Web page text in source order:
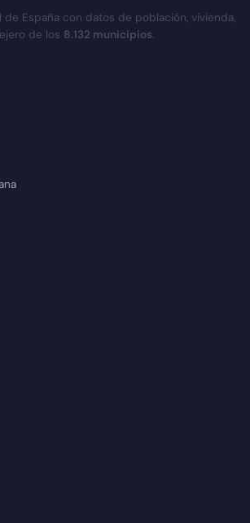
España con datos de población, vivienda,
de los 8.132 municipios.